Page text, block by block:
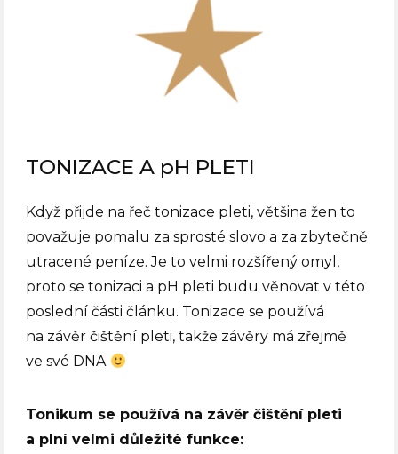
TONIZACE A pH PLETI
Když přijde na řeč tonizace pleti, většina žen to
považuje pomalu za sprosté slovo a za zbytečně
utracené peníze. Je to velmi rozšířený omyl,
proto se tonizaci a pH pleti budu věnovat v této
poslední části článku. Tonizace se používá
na závěr čištění pleti, takže závěry má zřejmě
ve své DNA
Tonikum se používá na závěr čištění pleti
a plní velmi důležité funkce: